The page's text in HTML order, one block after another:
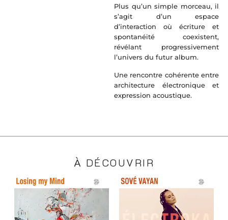
Plus qu’un simple morceau, il
s’agit d’un espace
d’interaction où écriture et
spontanéité coexistent,
révélant progressivement
l’univers du futur album.
Une rencontre cohérente entre
architecture électronique et
expression acoustique.
À DÉCOUVRIR